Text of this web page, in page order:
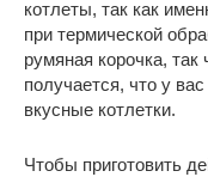
котлеты, так как
при термической
румяная корочка,
получается, что у
вкусные котлетки.
Чтобы приготовить